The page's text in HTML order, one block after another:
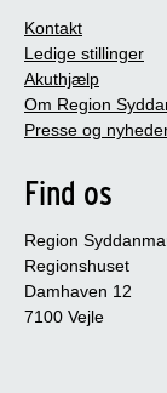
Kontakt
Ledige stillinger
Akuthjælp
Om Region
Presse og
Find os
Region
Regionshuset
Damhaven 12
7100 Vejle